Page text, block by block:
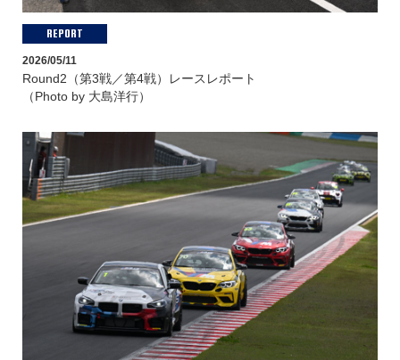
REPORT
2026/05/11
Round2（第3戦／第4戦）レースレポート
（Photo by 大島洋行）